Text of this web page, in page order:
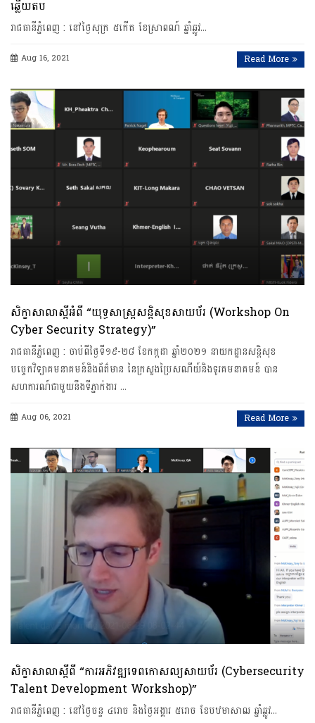
ឆ្លើយតប
រាជធានី​ភ្នំពេញ​ : នៅថ្ងៃសុក្រ​ ៥កើត ​ខែស្រាពណ៍ ​ឆ្នាំឆ្លូវ​…
Aug 16, 2021 Read More
សិក្ខាសាលាស្តីអំពី “យុទ្ធសាស្ត្រសន្តិសុខសាយប័រ (Workshop On
Cyber Security Strategy)”
រាជធានី​ភ្នំពេញ​ : ចាប់ពីថ្ងៃ​ទី១៩​-២៨​ ​ខែកក្កដា ​ឆ្នាំ​២​០​​២១ នាយក​ដ្ឋាន​សន្តិសុខ
បច្ចេកវិទ្យា​គមនាគមន៍​និង​ព័ត៌មាន​ នៃ​ក្រសួង​ប្រៃសណីយ៍​និង​ទូរគមនាគមន៍​ បាន
សហការណ៍ជាមួយនឹងទីភ្នាក់ងារ …
Aug 06, 2021 Read More
សិក្ខាសាលាស្តីពី “ការអភិវឌ្ឍទេពកោសល្យសាយប័រ (Cybersecurity
Talent Development Workshop)”
រាជធានី​ភ្នំពេញ​ : នៅថ្ងៃចន្ទ ៤រោច និងថ្ងៃអង្គារ ៥រោច ​ខែបឋមាសាឍ ​ឆ្នាំឆ្លូវ​…